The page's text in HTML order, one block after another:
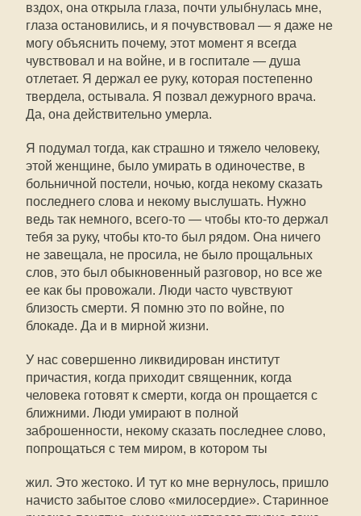
вздох, она открыла глаза, почти улыбнулась мне,
глаза остановились, и я почувствовал — я даже не
могу объяснить почему, этот момент я всегда
чувствовал и на войне, и в госпитале — душа
отлетает. Я держал ее руку, которая постепенно
твердела, остывала. Я позвал дежурного врача.
Да, она действительно умерла.
Я подумал тогда, как страшно и тяжело человеку,
этой женщине, было умирать в одиночестве, в
больничной постели, ночью, когда некому сказать
последнего слова и некому выслушать. Нужно
ведь так немного, всего-то — чтобы кто-то держал
тебя за руку, чтобы кто-то был рядом. Она ничего
не завещала, не просила, не было прощальных
слов, это был обыкновенный разговор, но все же
ее как бы провожали. Люди часто чувствуют
близость смерти. Я помню это по войне, по
блокаде. Да и в мирной жизни.
У нас совершенно ликвидирован институт
причастия, когда приходит священник, когда
человека готовят к смерти, когда он прощается с
ближними. Люди умирают в полной
заброшенности, некому сказать последнее слово,
попрощаться с тем миром, в котором ты
жил. Это жестоко. И тут ко мне вернулось, пришло
начисто забытое слово «милосердие». Старинное